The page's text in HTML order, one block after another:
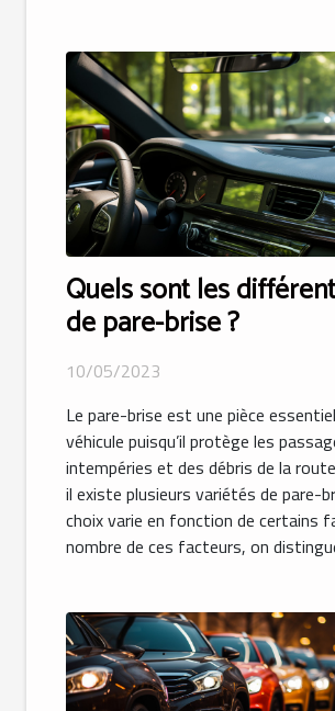
Quels sont les
de pare-brise ?
10/05/2023
Le pare-brise est une pièce
véhicule puisqu’il protège les
intempéries et des débris de la
il existe plusieurs variétés de pare-
choix varie en fonction de certains
nombre de ces facteurs, on